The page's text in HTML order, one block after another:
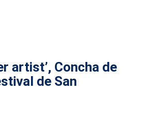
artist’, Concha de
de San